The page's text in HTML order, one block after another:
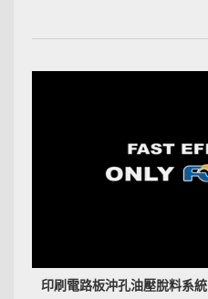
印刷電路板沖孔油壓脫料系統